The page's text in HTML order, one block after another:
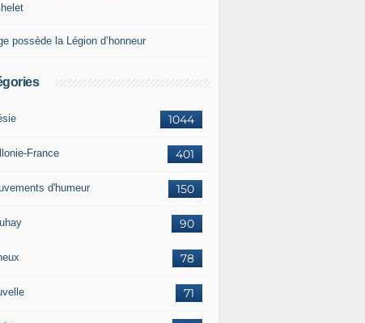
possède la Légion d’honneur
1044
401
France
150
d'humeur
90
78
71